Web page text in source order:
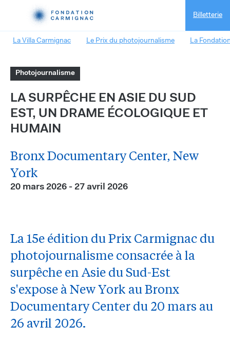
Billetterie
La Villa Carmignac Le Prix du photojournalisme La
Photojournalisme
LA SURPÊCHE EN ASIE DU SUD
EST, UN DRAME ÉCOLOGIQUE ET
HUMAIN
Bronx Documentary Center, New
York
20 mars 2026 - 27 avril 2026
La 15e édition du Prix Carmignac du
photojournalisme consacrée à la
surpêche en Asie du Sud-Est
s'expose à New York au Bronx
Documentary Center du 20 mars au
26 avril 2026.